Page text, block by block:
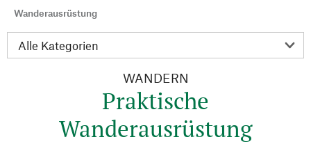
Wanderausrüstung
WANDERN
Praktische
Wanderausrüstung